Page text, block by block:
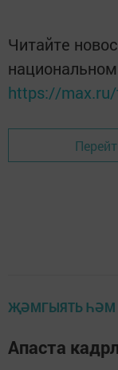
Читайте
https://
ҖӘМГЫЯТЬ ҺӘМ
Апаста